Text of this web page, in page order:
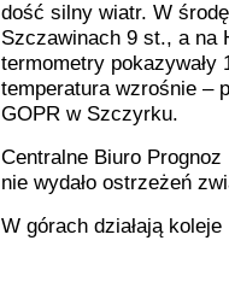
dość silny wiatr. W
Szczawinach 9 st., a na
termometry pokazywały
temperatura wzrośnie –
GOPR w Szczyrku.
Centralne Biuro
nie wydało ostrzeżeń
W górach działają koleje